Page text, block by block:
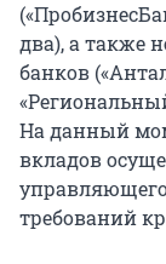
два), а также
банков
На данный
вкладов
требований